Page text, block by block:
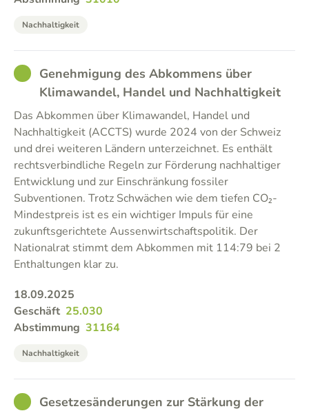
Nachhaltigkeit
GOODGenehmigung des Abkommens über
Klimawandel, Handel und Nachhaltigkeit
Das Abkommen über Klimawandel, Handel und
Nachhaltigkeit (ACCTS) wurde 2024 von der Schweiz
und drei weiteren Ländern unterzeichnet. Es enthält
rechtsverbindliche Regeln zur Förderung nachhaltiger
Entwicklung und zur Einschränkung fossiler
Subventionen. Trotz Schwächen wie dem tiefen CO₂-
Mindestpreis ist es ein wichtiger Impuls für eine
zukunftsgerichtete Aussenwirtschaftspolitik. Der
Nationalrat stimmt dem Abkommen mit 114:79 bei 2
Enthaltungen klar zu.
18.09.2025
Geschäft 25.030
Abstimmung 31164
Nachhaltigkeit
GOODGesetzesänderungen zur Stärkung der